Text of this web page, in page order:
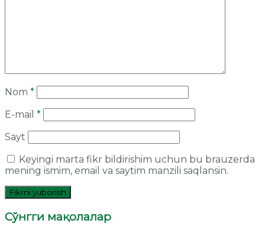
Nom *
E-mail *
Sayt
Keyingi marta fikr bildirishim uchun bu brauzerda
mening ismim, email va saytim manzili saqlansin.
Сўнгги мақолалар